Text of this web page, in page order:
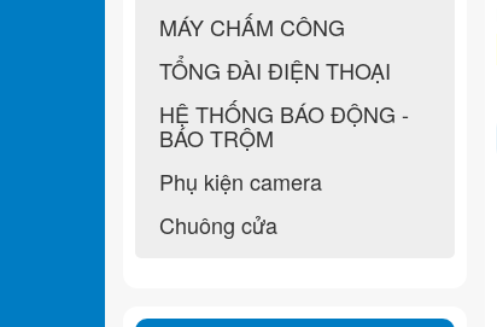
MÁY CHẤM CÔNG
TỔNG ĐÀI ĐIỆN THOẠI
HỆ THỐNG BÁO ĐỘNG -
BÁO TRỘM
Phụ kiện camera
Chuông cửa